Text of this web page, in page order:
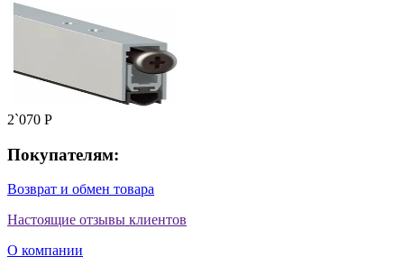
2`070 P
Покупателям:
Возврат и обмен товара
Настоящие отзывы клиентов
О компании